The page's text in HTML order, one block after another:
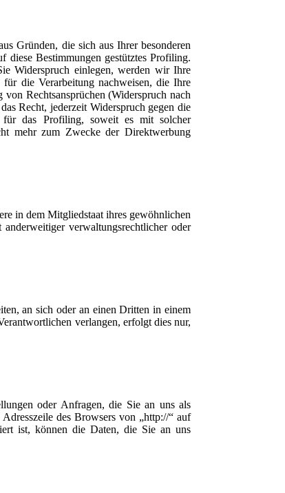
Gründen, die sich aus Ihrer besonderen
diese Bestimmungen gestütztes Profiling.
Widerspruch einlegen, werden wir Ihre
die Verarbeitung nachweisen, die Ihre
Rechtsansprüchen (Widerspruch nach
Recht, jederzeit Widerspruch gegen die
für das Profiling, soweit es mit solcher
mehr zum Zwecke der Direktwerbung
in dem Mitgliedstaat ihres gewöhnlichen
verwaltungsrechtlicher oder
an sich oder an einen Dritten in einem
verlangen, erfolgt dies nur,
oder Anfragen, die Sie an uns als
des Browsers von „http://“ auf
ist, können die Daten, die Sie an uns